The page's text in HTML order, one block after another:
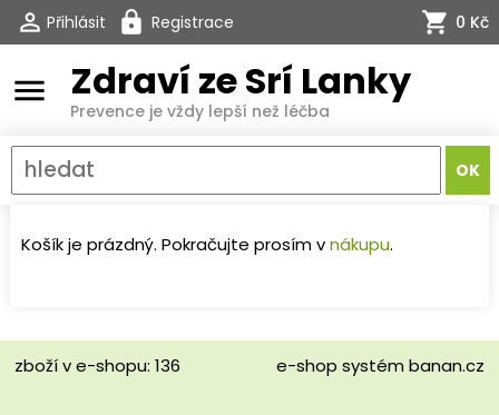
Přihlásit Registrace 0 Kč
menu Zdraví ze Srí Lanky
Prevence je vždy lepší než léčba
Košík je prázdný. Pokračujte prosím vnákupu.
zboží v e-shopu: 136 e-shop systém banan.cz